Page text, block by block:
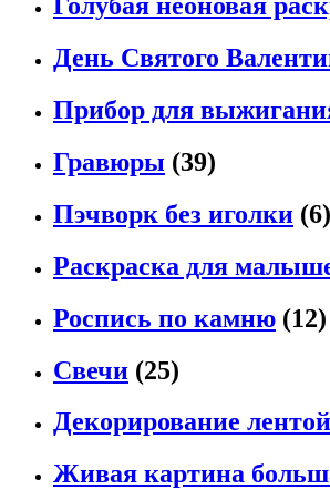
Голубая неоновая
День Святого
Прибор для
Гравюры (39)
Пэчворк без иголки (6)
Раскраска для
Роспись по камню (12)
Свечи (25)
Декорирование лентой
Живая картина